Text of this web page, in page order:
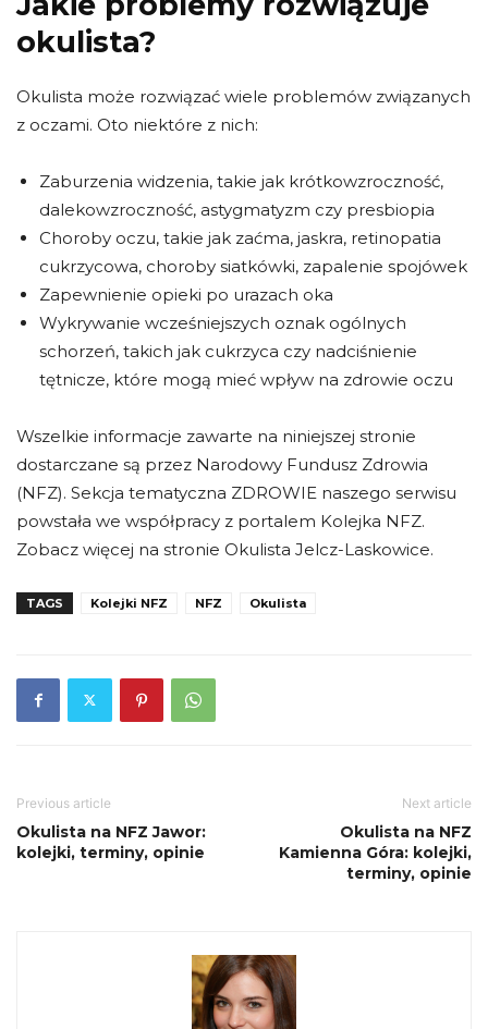
okulista?
Okulista może rozwiązać wiele problemów związanych
z oczami. Oto niektóre z nich:
Zaburzenia widzenia, takie jak krótkowzroczność,
dalekowzroczność, astygmatyzm czy presbiopia
Choroby oczu, takie jak zaćma, jaskra, retinopatia
cukrzycowa, choroby siatkówki, zapalenie spojówek
Zapewnienie opieki po urazach oka
Wykrywanie wcześniejszych oznak ogólnych
schorzeń, takich jak cukrzyca czy nadciśnienie
tętnicze, które mogą mieć wpływ na zdrowie oczu
Wszelkie informacje zawarte na niniejszej stronie
dostarczane są przez Narodowy Fundusz Zdrowia
(NFZ). Sekcja tematyczna ZDROWIE naszego serwisu
powstała we współpracy z portalem Kolejka NFZ.
Zobacz więcej na stronie Okulista Jelcz-Laskowice.
TAGS Kolejki NFZ NFZ Okulista
Previous article
Okulista na NFZ Jawor:
kolejki, terminy, opinie
Next article
Okulista na NFZ
Kamienna Góra: kolejki,
terminy, opinie